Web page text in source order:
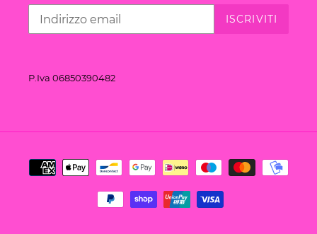
ISCRIVITI
P.Iva 06850390482
Metodi
di
pagamento